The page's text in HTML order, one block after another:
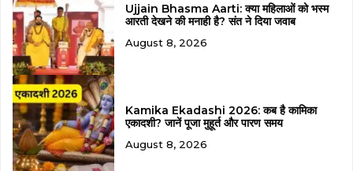
Ujjain Bhasma Aarti: क्या महिलाओं को भस्म
आरती देखने की मनाही है? संत ने दिया जवाब
August 8, 2026
Kamika Ekadashi 2026: कब है कामिका
एकादशी? जानें पूजा मुहूर्त और पारण समय
August 8, 2026